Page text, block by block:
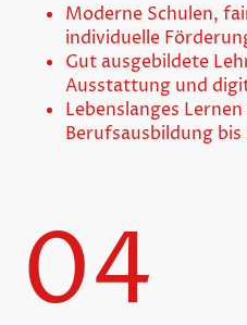
Moderne Schulen,
individuelle
Gut ausgebildete
Ausstattung und
Lebenslanges
Berufsausbildung
04